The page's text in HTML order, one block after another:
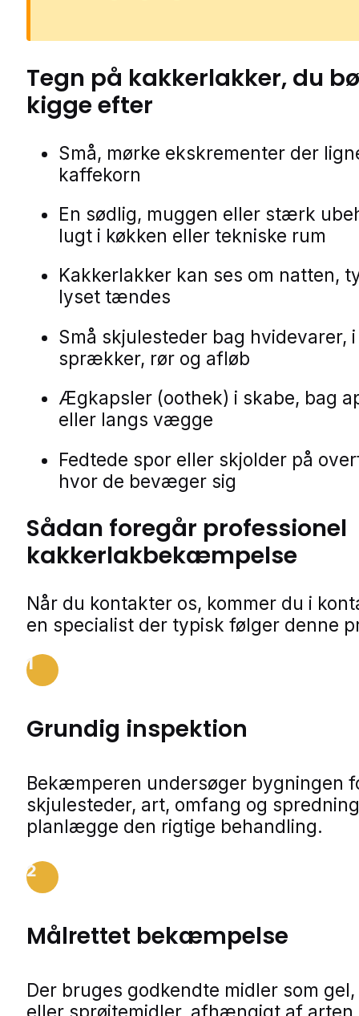
Tegn på kakkerlakker, du
kigge efter
Små, mørke ekskrementer der
kaffekorn
En sødlig, muggen eller stærk
lugt i køkken eller tekniske rum
Kakkerlakker kan ses om natten,
lyset tændes
Små skjulesteder bag hvidevarer, i
sprækker, rør og afløb
Ægkapsler (oothek) i skabe, bag
eller langs vægge
Fedtede spor eller skjolder på
hvor de bevæger sig
Sådan foregår professionel
kakkerlakbekæmpelse
Når du kontakter os, kommer du i
en specialist der typisk følger denne
1
Grundig inspektion
Bekæmperen undersøger bygningen
skjulesteder, art, omfang og
planlægge den rigtige behandling.
2
Målrettet bekæmpelse
Der bruges godkendte midler som